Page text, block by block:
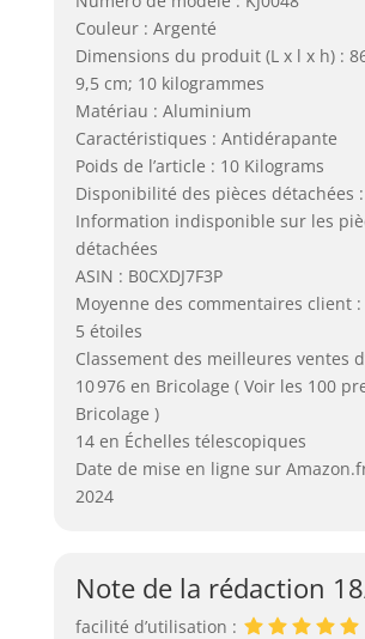
Couleur : Argenté
Dimensions du produit (L x l x h) :
9,5 cm; 10 kilogrammes
Matériau : Aluminium
Caractéristiques : Antidérapante
Poids de l’article : 10 Kilograms
Disponibilité des pièces détachées :
Information indisponible sur les
détachées
ASIN : B0CXDJ7F3P
Moyenne des commentaires client
5 étoiles
Classement des meilleures ventes
10 976 en Bricolage ( Voir les 100
Bricolage )
14 en Échelles télescopiques
Date de mise en ligne sur
2024
Note de la rédaction
facilité d’utilisation :